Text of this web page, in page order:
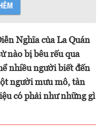
Nghĩa của La Quán
nào bị bêu rếu qua
nhiều người biết đến
người mưu mô, tàn
có phải như những gì